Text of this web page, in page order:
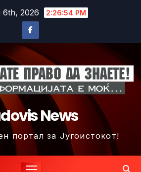
6th, 2026 2:26:56 PM
News
портал за Југоистокот!